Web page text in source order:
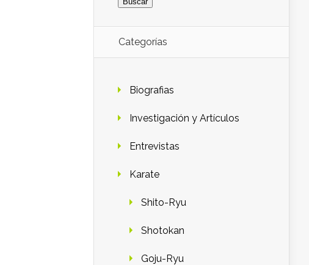
Categorías
Biografias
Investigación y Artículos
Entrevistas
Karate
Shito-Ryu
Shotokan
Goju-Ryu